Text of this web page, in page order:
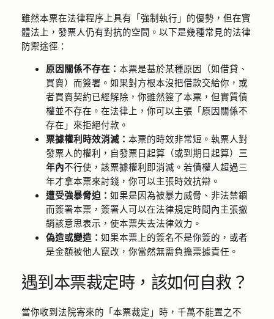
雖然本票在法律程序上具有「強制執行」的優勢，但在實
體法上，發票人仍有對抗的空間。以下是幾種常見的法律
防禦途徑：
原因關係不存在： 本票是基於某種原因（如借貸、
買賣）而簽署。如果對方根本沒把借款交給你，或
者買賣契約已經解除，你雖然簽了本票，但實質債
權並不存在。在法律上，你可以主張「原因關係不
存在」來拒絕付款。
票據權利時效消滅： 本票的時效非常短。執票人對
發票人的權利，自發票日起算（或到期日起算） 三
年內不行使，該票據權利即消滅。若債權人超過三
年才拿本票來討錢，你可以主張時效抗辯。
遭受強暴脅迫： 如果是因為被暴力威脅、非法禁錮
而簽署本票，簽署人可以在法律規定時間內主張撤
銷該意思表示，使本票失去法律效力。
偽造或變造： 如果本票上的簽名不是你簽的，或者
是金額被他人竄改，你當然無需負擔票據責任。
遇到本票裁定時，該如何自救？
當你收到法院寄來的「本票裁定」時，千萬不能置之不